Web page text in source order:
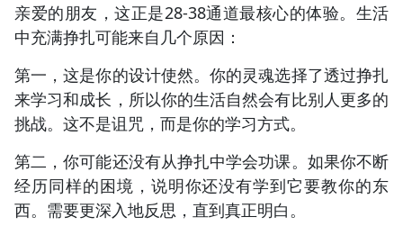
亲爱的朋友，这正是28-38通道最核心的体验。生活
中充满挣扎可能来自几个原因：
第一，这是你的设计使然。你的灵魂选择了透过挣扎
来学习和成长，所以你的生活自然会有比别人更多的
挑战。这不是诅咒，而是你的学习方式。
第二，你可能还没有从挣扎中学会功课。如果你不断
经历同样的困境，说明你还没有学到它要教你的东
西。需要更深入地反思，直到真正明白。